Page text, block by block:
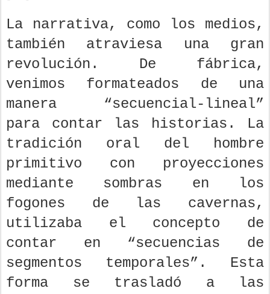
La narrativa, como los medios,
también atraviesa una gran
revolución. De fábrica,
venimos formateados de una
manera “secuencial-lineal”
para contar las historias. La
tradición oral del hombre
primitivo con proyecciones
mediante sombras en los
fogones de las cavernas,
utilizaba el concepto de
contar en “secuencias de
segmentos temporales”. Esta
forma se trasladó a las